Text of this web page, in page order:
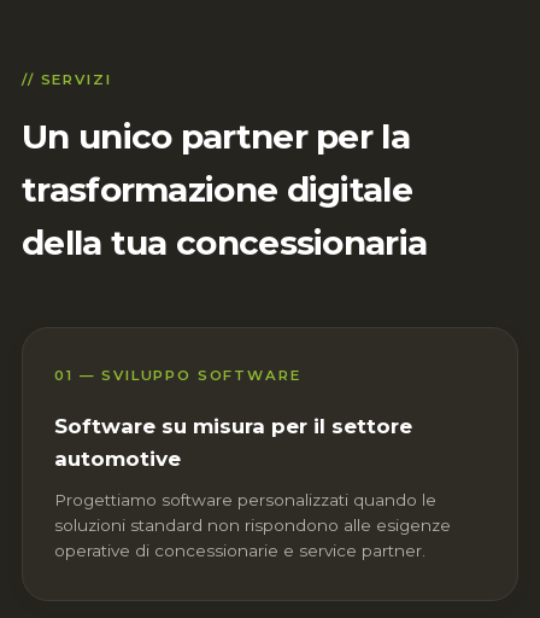
// SERVIZI
Un unico partner per la
trasformazione digitale
della tua concessionaria
01 — SVILUPPO SOFTWARE
Software su misura per il settore
automotive
Progettiamo software personalizzati quando le
soluzioni standard non rispondono alle esigenze
operative di concessionarie e service partner.